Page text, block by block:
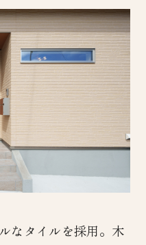
なタイルを採用。木